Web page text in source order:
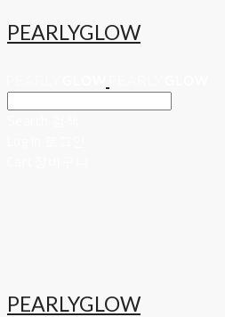
PEARLYGLOW
PEARLYGLOW